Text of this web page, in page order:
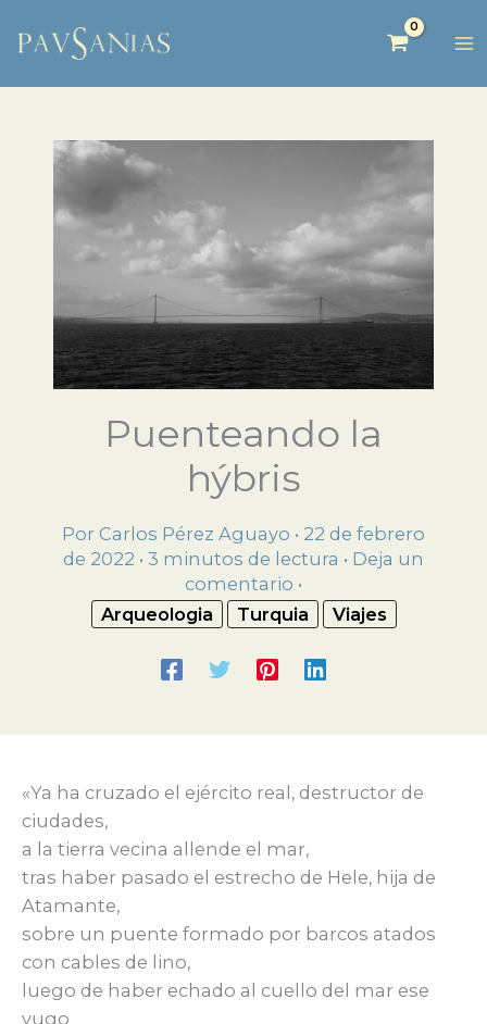
Puenteando la
hýbris
Por Carlos Pérez Aguayo • 22 de febrero
de 2022 • 3 minutos de lectura • Deja un
comentario •
Arqueologia
Turquia Viajes
«Ya ha cruzado el ejército real, destructor de
ciudades,
a la tierra vecina allende el mar,
tras haber pasado el estrecho de Hele, hija de
Atamante,
sobre un puente formado por barcos atados
con cables de lino,
luego de haber echado al cuello del mar ese
yugo